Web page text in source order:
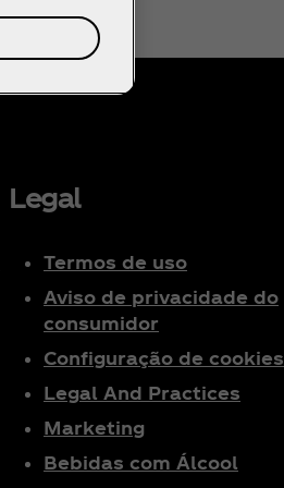
Legal
Termos de uso
Aviso de privacidade do
consumidor
Configuração de cookies
Legal And Practices
Marketing
Bebidas com Álcool